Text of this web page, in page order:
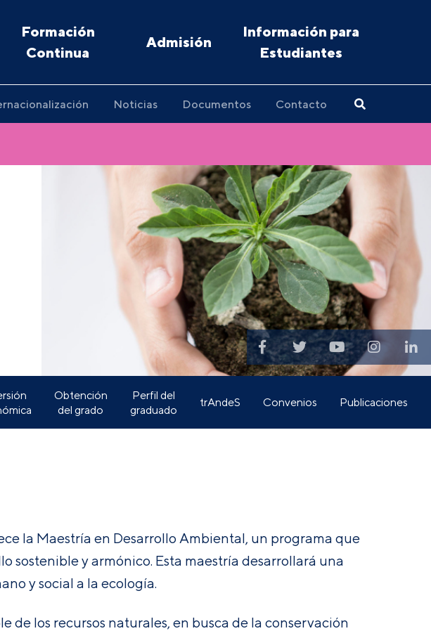
Formación
Continua
Admisión
Información para
Estudiantes
Noticias Documentos Contacto
Obtención
del grado
Perfil del
graduado
trAndeS Convenios Publicaciones
la Maestría en Desarrollo Ambiental, un programa que
sostenible y armónico. Esta maestría desarrollará una
y social a la ecología.
los recursos naturales, en busca de la conservación